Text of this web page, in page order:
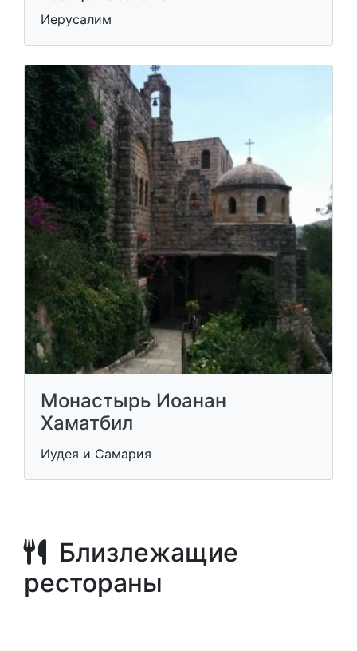
Иерусалим
Монастырь Иоанан
Хаматбил
Иудея и Самария
Близлежащие
рестораны